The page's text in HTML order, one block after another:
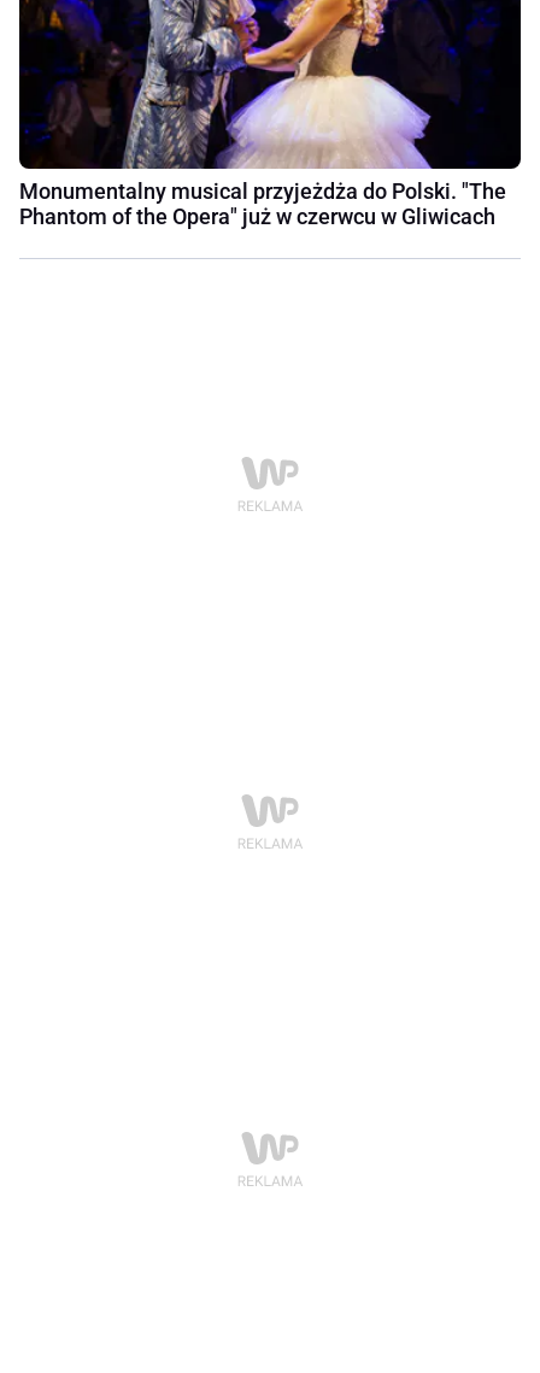
Monumentalny musical przyjeżdża do Polski. "The
Phantom of the Opera" już w czerwcu w Gliwicach